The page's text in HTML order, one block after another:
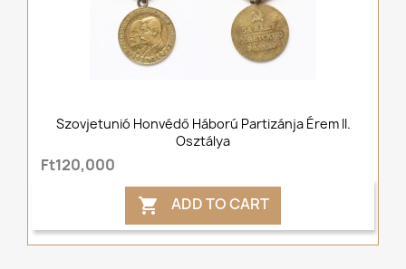
Szovjetunió Honvédő Háború Partizánja Érem II.
Osztálya
Ft120,000
 ADD TO CART